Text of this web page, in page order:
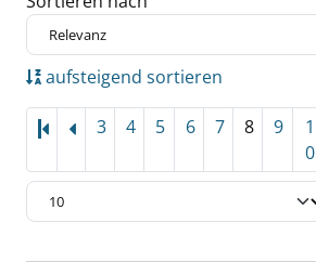
aufsteigend sortieren
3 4 5 6 7 8 9
1
0